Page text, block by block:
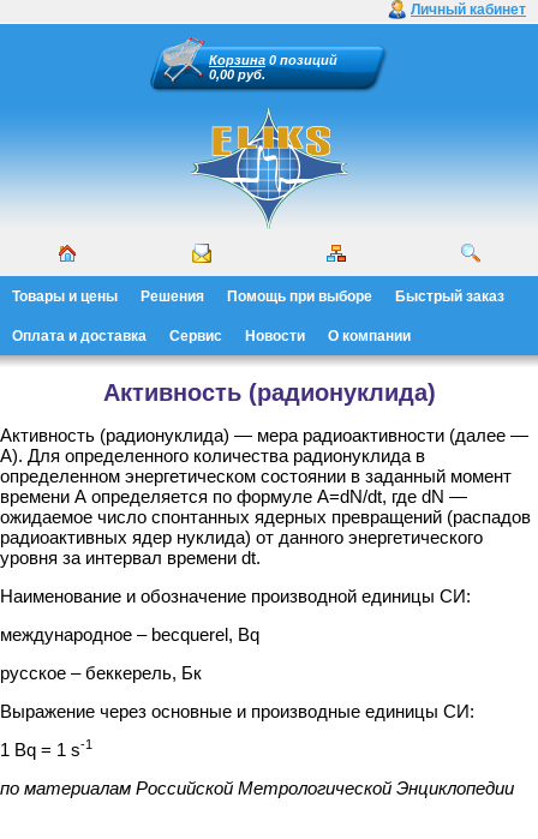
Личный кабинет
Корзина 0 позиций
0,00 руб.
Товары и цены Решения Помощь при выборе Быстрый заказ
Оплата и доставка Сервис Новости О компании
Активность (радионуклида)
Активность (радионуклида) — мера радиоактивности (далее —
А). Для определенного количества радионуклида в
определенном энергетическом состоянии в заданный момент
времени А определяется по формуле A=dN/dt, где dN —
ожидаемое число спонтанных ядерных превращений (распадов
радиоактивных ядер нуклида) от данного энергетического
уровня за интервал времени dt.
Наименование и обозначение производной единицы СИ:
международное – becquerel, Bq
русское – беккерель, Бк
Выражение через основные и производные единицы СИ:
1 Bq = 1 s-1
по материалам Российской Метрологической Энциклопедии